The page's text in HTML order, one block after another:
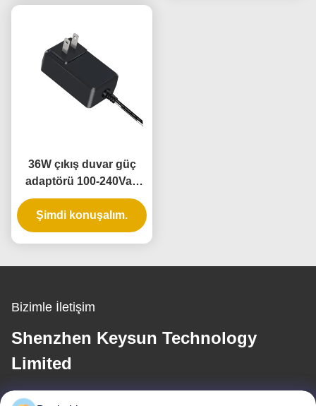
36W çıkış duvar güç
adaptörü 100-240Vac
giriş ve güvenilir AC DC
güç kaynağı için 3 yıllık
garanti
Şimdi konuşalım.
Bizimle İletişim
Shenzhen Keysun Technology
Limited
E-posta